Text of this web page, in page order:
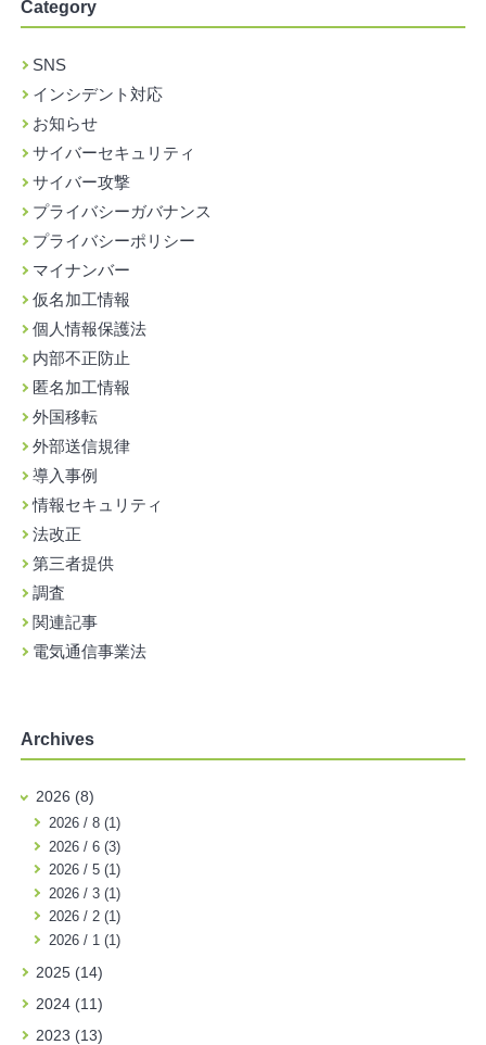
Category
SNS
インシデント対応
お知らせ
サイバーセキュリティ
サイバー攻撃
プライバシーガバナンス
プライバシーポリシー
マイナンバー
仮名加工情報
個人情報保護法
内部不正防止
匿名加工情報
外国移転
外部送信規律
導入事例
情報セキュリティ
法改正
第三者提供
調査
関連記事
電気通信事業法
Archives
2026 (8)
2026 / 8 (1)
2026 / 6 (3)
2026 / 5 (1)
2026 / 3 (1)
2026 / 2 (1)
2026 / 1 (1)
2025 (14)
2024 (11)
2023 (13)